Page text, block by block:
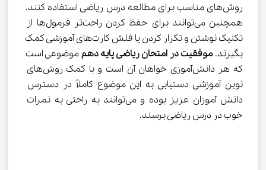
روش‌های مناسب برای مطالعه درس ریاضی استفاده کنند.
همچنین می‌توانند برای حفظ کردن راحت‌تر فرمول‌ها از
تکنیک نوشتن و تکرار کردن یا فلش کارت‌های آموزشی کمک
بگیرند. موفقیت در امتحان ریاضی پایه دهم موضوعی است
که هر دانش‌آموزی خواهان آن است و با کمک روش‌های
نوین آموزشی دستیابی به این موضوع کاملاً در دسترس
دانش آموزان عزیز بوده و می‌توانند به راحتی به نمرات
خوب در درس ریاضی برسند.